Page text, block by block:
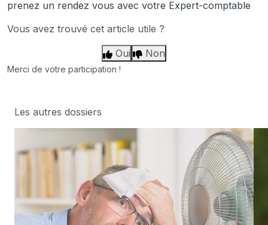
prenez un rendez vous avec votre Expert-comptable
Vous avez trouvé cet article utile ?
Oui Non
Merci de votre participation !
Les autres dossiers